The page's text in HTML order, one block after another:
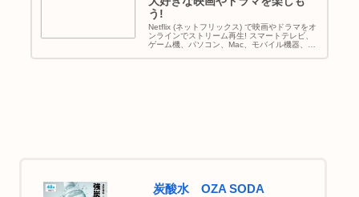
う!
Netflix (ネットフリックス) で映画やドラマをオ
ンラインでストリーム再生! スマートテレビ、
ゲーム機、パソコン、Mac、モバイル機器、タ
炭酸水 OZA SODA